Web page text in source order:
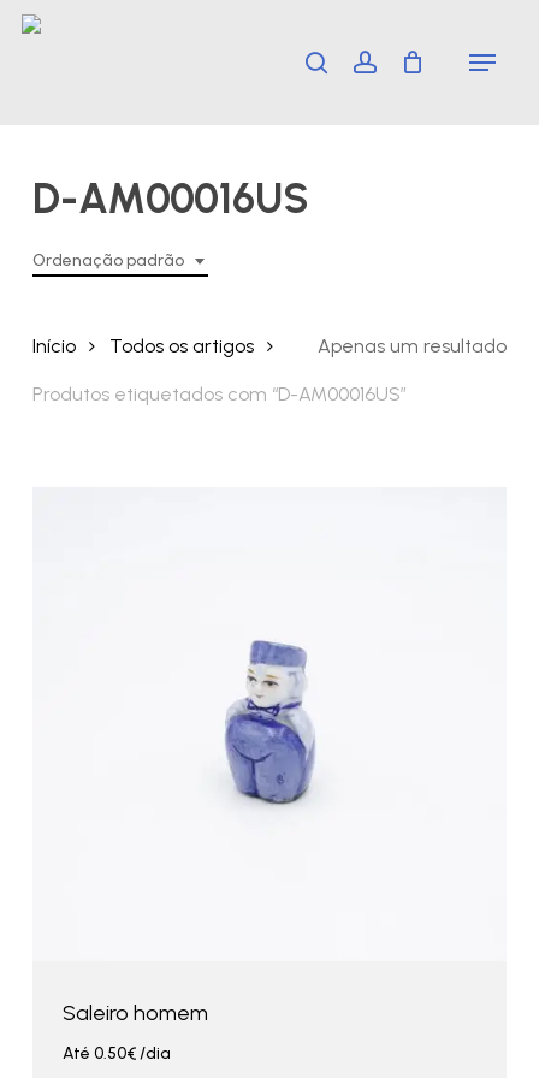
Skip
search account Menu
D-AM00016US
Ordenação padrão
Apenas um resultado
Início Todos os artigos
Produtos etiquetados com “D-AM00016US”
Saleiro homem
Até 0.50€/dia